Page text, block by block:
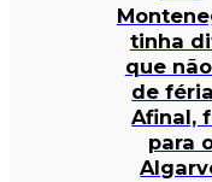
tinha
que
de
Afinal,
para